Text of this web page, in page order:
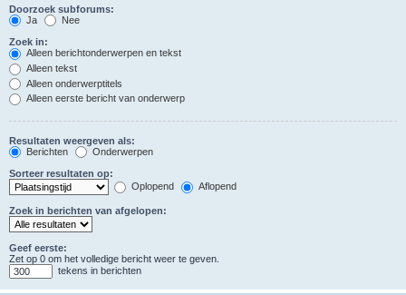
Doorzoek subforums:
Ja
Nee
Zoek in:
Alleen berichtonderwerpen en tekst
Alleen tekst
Alleen onderwerptitels
Alleen eerste bericht van onderwerp
Resultaten weergeven als:
Berichten
Onderwerpen
Sorteer resultaten op:
Oplopend
Aflopend
Zoek in berichten van afgelopen:
Geef eerste:
Zet op 0 om het volledige bericht weer te geven.
tekens in berichten